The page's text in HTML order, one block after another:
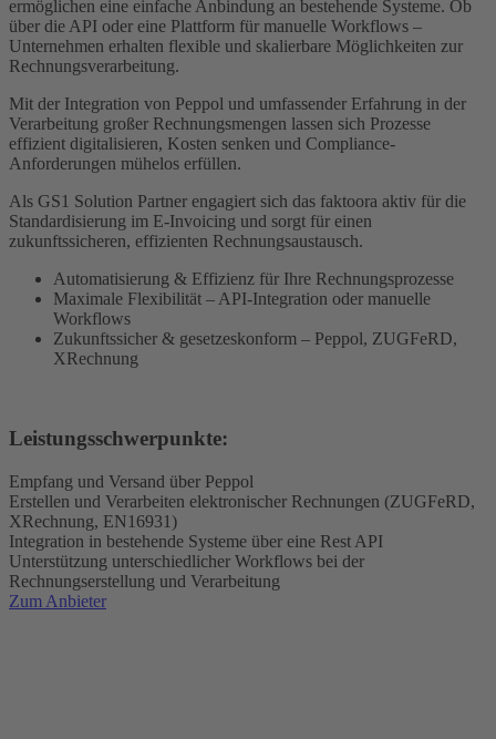
ermöglichen eine einfache Anbindung an bestehende Systeme. Ob
über die API oder eine Plattform für manuelle Workflows –
Unternehmen erhalten flexible und skalierbare Möglichkeiten zur
Rechnungsverarbeitung.
Mit der Integration von Peppol und umfassender Erfahrung in der
Verarbeitung großer Rechnungsmengen lassen sich Prozesse
effizient digitalisieren, Kosten senken und Compliance-
Anforderungen mühelos erfüllen.
Als GS1 Solution Partner engagiert sich das faktoora aktiv für die
Standardisierung im E-Invoicing und sorgt für einen
zukunftssicheren, effizienten Rechnungsaustausch.
Automatisierung & Effizienz für Ihre Rechnungsprozesse
Maximale Flexibilität – API-Integration oder manuelle
Workflows
Zukunftssicher & gesetzeskonform – Peppol, ZUGFeRD,
XRechnung
Leistungsschwerpunkte:
Empfang und Versand über Peppol
Erstellen und Verarbeiten elektronischer Rechnungen (ZUGFeRD,
XRechnung, EN16931)
Integration in bestehende Systeme über eine Rest API
Unterstützung unterschiedlicher Workflows bei der
Rechnungserstellung und Verarbeitung
Zum Anbieter